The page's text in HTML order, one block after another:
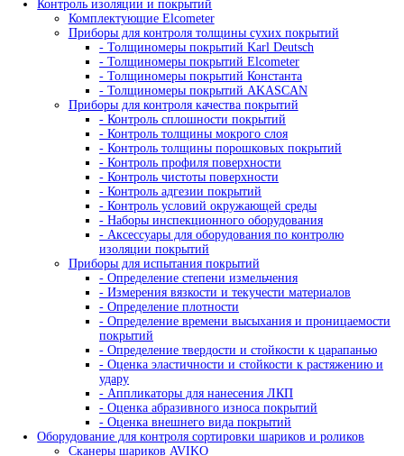
Рентгеновские проявители и фиксажи
- Ручная проявка
- Машинная проявка
Усиливающие экраны
- Экраны усиливающие флюоресцентные
- Экраны усиливающие свинцовые
Принадлежности для радиографического контроля
- Денситометры
- Фотофонари
- Маркировочные знаки
- Эталоны чувствительности
- Универсальные шаблоны радиографа
- Кассеты для рентгеновской пленки
- Пояса для кассет панорамного и
просвечивания труб
- Пояса мерительные
- Термопояс защитный
- Термочехол защитный
- Знаки радиационной опасности
- Трафарет для расшифровки
снимков
- Магнитные держатели
- Промышленные маркеры
- Резаки для рентгеновской пленки
- Бумага светонепроницаемая
Проявочные машины для рентгеновской пленки
- Проявочные машины